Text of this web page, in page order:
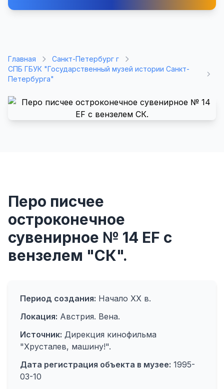
Главная
Санкт-Петербург г
СПБ ГБУК "Государственный музей истории Санкт-
Петербурга"
Перо писчее
остроконечное
сувенирное № 14 EF с
вензелем "СК".
Период создания: Начало ХХ в.
Локация: Австрия. Вена.
Источник: Дирекция кинофильма
"Хрусталев, машину!".
Дата регистрация объекта в музее: 1995-
03-10